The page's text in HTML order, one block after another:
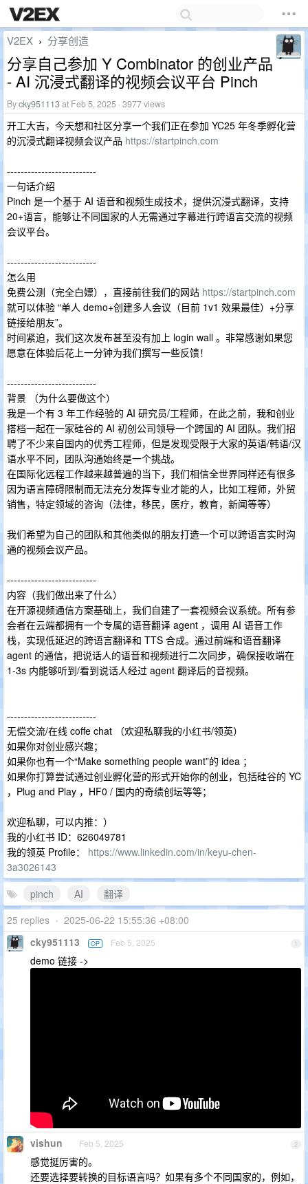
V2EX › 分享创造
分享自己参加 Y Combinator 的创业产品
- AI 沉浸式翻译的视频会议平台 Pinch
Bycky951113at Feb 5, 2025 · 3977 views
开工大吉，今天想和社区分享一个我们正在参加 YC25 年冬季孵化营
的沉浸式翻译视频会议产品 https://startpinch.com
--------------------------
一句话介绍
Pinch 是一个基于 AI 语音和视频生成技术，提供沉浸式翻译，支持
20+语言，能够让不同国家的人无需通过字幕进行跨语言交流的视频
会议平台。
--------------------------
怎么用
免费公测（完全白嫖），直接前往我们的网站 https://startpinch.com
就可以体验 “单人 demo+创建多人会议（目前 1v1 效果最佳）+分享
链接给朋友”。
时间紧迫，我们这次发布甚至没有加上 login wall 。非常感谢如果您
愿意在体验后花上一分钟为我们撰写一些反馈！
--------------------------
背景 （为什么要做这个）
我是一个有 3 年工作经验的 AI 研究员/工程师，在此之前，我和创业
搭档一起在一家硅谷的 AI 初创公司领导一个跨国的 AI 团队。我们招
聘了不少来自国内的优秀工程师，但是发现受限于大家的英语/韩语/汉
语水平不同，团队沟通始终是一个挑战。
在国际化远程工作越来越普遍的当下，我们相信全世界同样还有很多
因为语言障碍限制而无法充分发挥专业才能的人，比如工程师，外贸
销售，特定领域的咨询（法律，移民，医疗，教育，新闻等等）
我们希望为自己的团队和其他类似的朋友打造一个可以跨语言实时沟
通的视频会议产品。
--------------------------
内容（我们做出来了什么）
在开源视频通信方案基础上，我们自建了一套视频会议系统。所有参
会者在云端都拥有一个专属的语音翻译 agent ，调用 AI 语音工作
栈，实现低延迟的跨语言翻译和 TTS 合成。通过前端和语音翻译
agent 的通信，把说话人的语音和视频进行二次同步，确保接收端在
1-3s 内能够听到/看到说话人经过 agent 翻译后的音视频。
--------------------------
无偿交流/在线 coffe chat （欢迎私聊我的小红书/领英）
如果你对创业感兴趣；
如果你也有一个“Make something people want”的 idea ；
如果你打算尝试通过创业孵化营的形式开始你的创业，包括硅谷的 YC
，Plug and Play ，HF0 / 国内的奇绩创坛等等；
欢迎私聊，可以内推：）
我的小红书 ID：626049781
我的领英 Profile： https://www.linkedin.com/in/keyu-chen-
3a3026143
pinch
AI
翻译
25 replies • 2025-06-22 15:55:36 +08:00
1
cky951113 OP Feb 5, 2025
demo 链接 ->
2
vishun Feb 5, 2025
感觉挺厉害的。
还要选择要转换的目标语言吗？如果有多个不同国家的，例如，